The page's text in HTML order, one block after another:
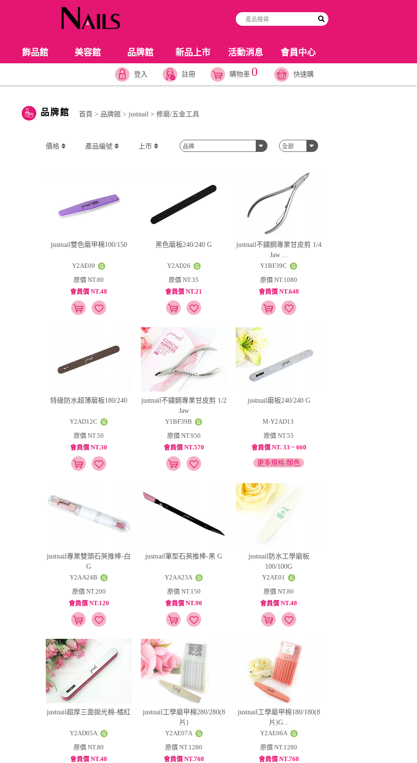
飾品館 美容館 品牌館 新品上市 活動消息 會員中心
登入 註冊 購物車 0 快速購
品牌館 首頁 > 品牌館 >justnail >修磨/五金工具
價格 產品編號 上市
justnail雙色磨甲棉100/150
Y2AE09
原價 NT.80
會員價 NT.48
黑色磨板240/240 G
Y2AD26
原價 NT.35
會員價 NT.21
justnail不鏽鋼專業甘皮剪 1/4
Jaw ...
Y1BF39C
原價 NT.1080
會員價 NT.648
特級防水超薄磨板180/240
Y2AD12C
原價 NT.50
會員價 NT.30
justnail不鏽鋼專業甘皮剪 1/2
Jaw
Y1BF39B
原價 NT.950
會員價 NT.570
justnail磨板240/240 G
M-Y2AD13
原價 NT.55
會員價 NT. 33 ~ 660
更多規格/顏色
justnail專業雙頭石英推棒-白
G
Y2AA24B
原價 NT.200
會員價 NT.120
justnail筆型石英推棒-黑 G
Y2AA23A
原價 NT.150
會員價 NT.90
justnail防水工學磨板
100/100G
Y2AE01
原價 NT.80
會員價 NT.48
justnail超厚三面拋光棉-橘紅
Y2AD05A
原價 NT.80
會員價 NT.48
justnail工學磨甲棉280/280(8
片)
Y2AE07A
原價 NT.1280
會員價 NT.768
justnail工學磨甲棉180/180(8
片)G...
Y2AE06A
原價 NT.1280
會員價 NT.768